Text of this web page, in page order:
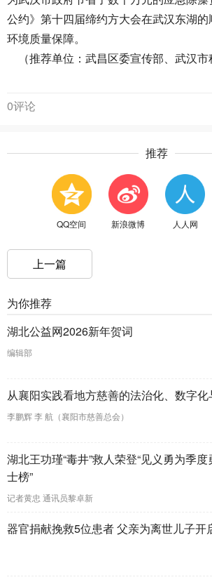
公约》第十四届缔约方大会在武汉东湖
环境质量保障。
（推荐单位：武昌区委宣传部、武汉市
0评论
推荐
QQ空间 新浪微博 人人网
上一篇
为你推荐
湖北公益网2026新年贺词
编辑部
从襄阳实践看地方慈善的法治化、数字
李鹏辉 李 航（襄阳市慈善总会）
湖北王功瑾“毒井”救人荣登“见义勇为季度
士榜”
记者黄忠 通讯员黎卓新
器官捐献挽救5位患者 父亲为离世儿子开